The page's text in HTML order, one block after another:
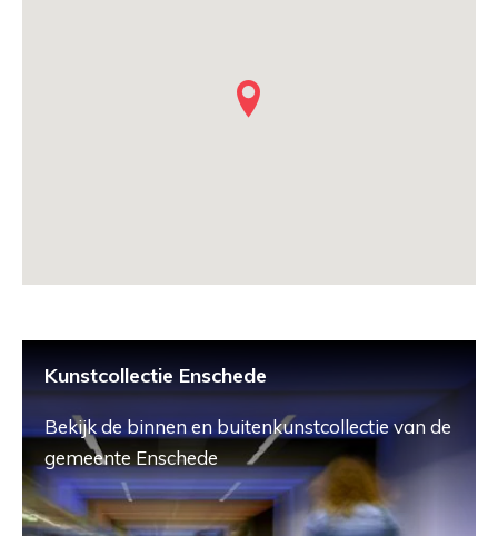
Kunstcollectie Enschede
Bekijk de binnen en buitenkunstcollectie van de
gemeente Enschede